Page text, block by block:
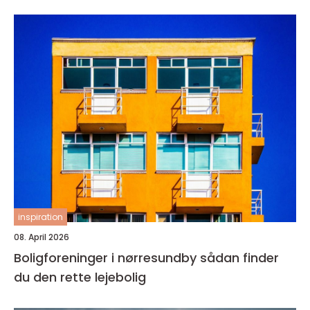
inspiration
08. April 2026
Boligforeninger i nørresundby sådan finder
du den rette lejebolig